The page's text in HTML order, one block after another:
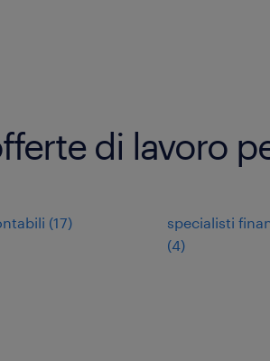
di lavoro
(17)
specialisti
(4)